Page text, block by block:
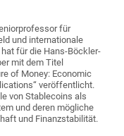
für
und internationale
für die Hans-Böckler-
mit dem Titel
of Money: Economic
veröffentlicht.
von Stablecoins als
und deren mögliche
und Finanzstabilität.